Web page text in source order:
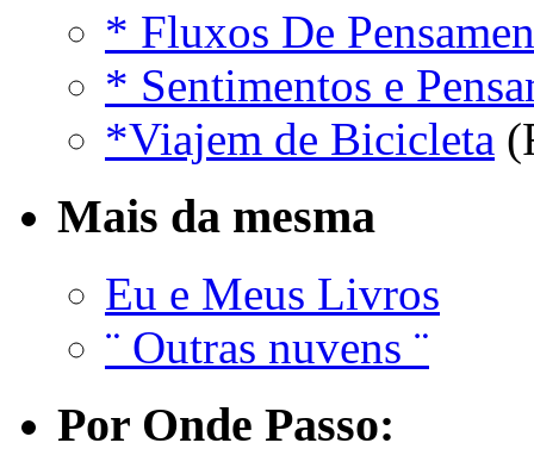
* Fluxos De
* Sentimentos e
*Viajem de Bicicleta
Mais da mesma
Eu e Meus Livros
¨ Outras nuvens ¨
Por Onde Passo: